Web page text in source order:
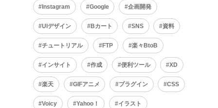
Instagram Google 企画開発
UIデザイン Bカート SNS 資料
チュートリアル FTP 楽々BtoB
インサイト 作成 便利ツール XD
楽天 GIFアニメ プラグイン CSS
Voicy Yahoo！ イラスト